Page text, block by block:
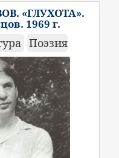
«ГЛУХОТА».
1969 г.
Поэзия